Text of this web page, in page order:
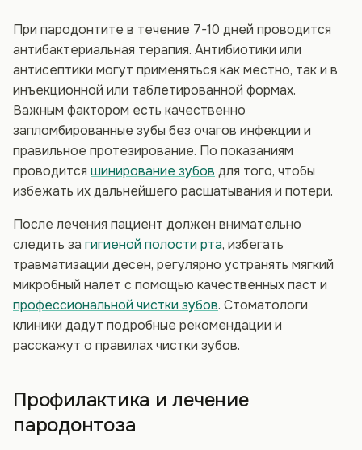
При пародонтите в течение 7-10 дней проводится
антибактериальная терапия. Антибиотики или
антисептики могут применяться как местно, так и в
инъекционной или таблетированной формах.
Важным фактором есть качественно
запломбированные зубы без очагов инфекции и
правильное протезирование. По показаниям
проводится шинирование зубов для того, чтобы
избежать их дальнейшего расшатывания и потери.
После лечения пациент должен внимательно
следить за гигиеной полости рта, избегать
травматизации десен, регулярно устранять мягкий
микробный налет с помощью качественных паст и
профессиональной чистки зубов. Стоматологи
клиники дадут подробные рекомендации и
расскажут о правилах чистки зубов.
Профилактика и лечение
пародонтоза